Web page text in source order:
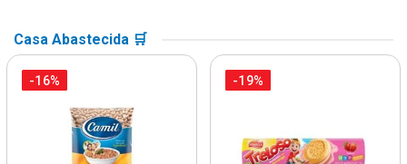
Casa Abastecida 🛒
-16% -19%